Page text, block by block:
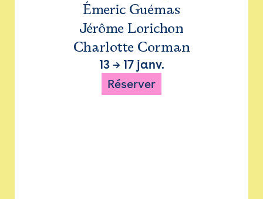
Émeric Guémas
Jérôme Lorichon
Charlotte Corman
13→ 17 janv.
Réserver